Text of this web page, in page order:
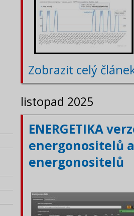
Zobrazit celý
listopad 2025
ENERGETIKA
energonositelů
energonositelů